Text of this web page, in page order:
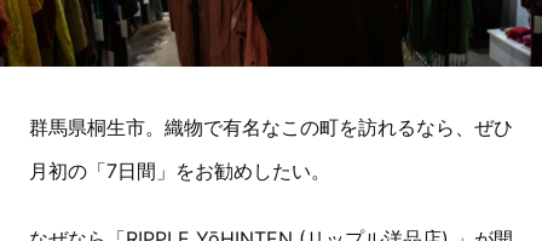
群馬県桐生市。織物で有名なこの町を訪れるなら、ぜひ
月初の「7日間」をお勧めしたい。